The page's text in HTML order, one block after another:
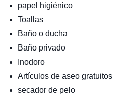
papel higiénico
Toallas
Baño o ducha
Baño privado
Inodoro
Artículos de aseo gratuitos
secador de pelo